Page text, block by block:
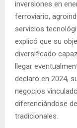
inversiones en
ferroviario,
servicios
explicó que su
diversificado
llegar
declaró en 2024,
negocios
diferenciándose
tradicionales.